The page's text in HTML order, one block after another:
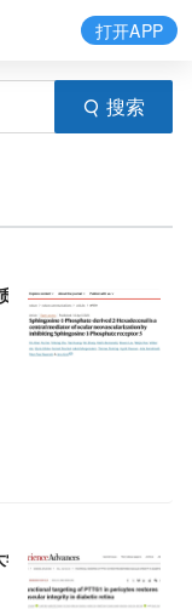
搜索
打开APP
”，上海交大仁济医院/
的“内患”，上海交通大学颜标 等团